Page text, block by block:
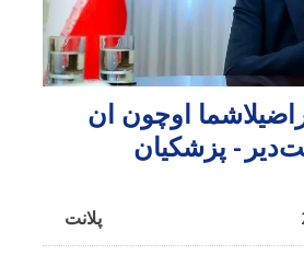
راضیلاشما اوچون ان
- پزشکیان
پلانت